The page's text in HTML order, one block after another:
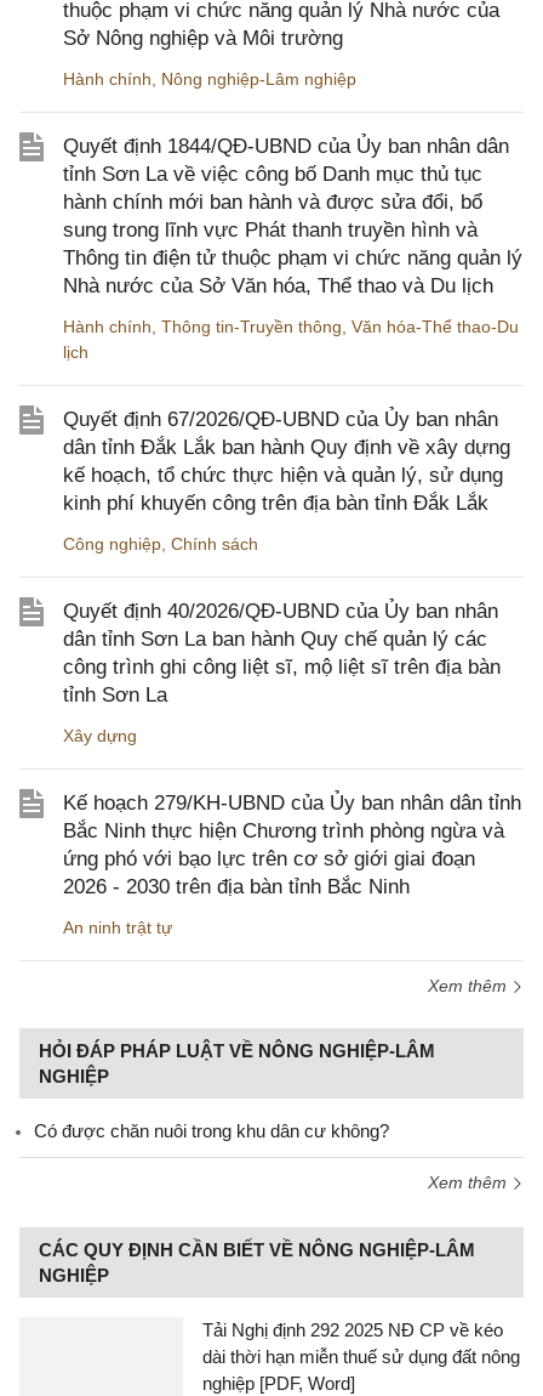
thuộc phạm vi chức năng quản lý Nhà nước của
Sở Nông nghiệp và Môi trường
Hành chính Nông nghiệp-Lâm nghiệp
Quyết định 1844/QĐ-UBND của Ủy ban nhân dân
tỉnh Sơn La về việc công bố Danh mục thủ tục
hành chính mới ban hành và được sửa đổi, bổ
sung trong lĩnh vực Phát thanh truyền hình và
Thông tin điện tử thuộc phạm vi chức năng quản lý
Nhà nước của Sở Văn hóa, Thể thao và Du lịch
Hành chính Thông tin-Truyền thông Văn hóa-Thể thao-Du
lịch
Quyết định 67/2026/QĐ-UBND của Ủy ban nhân
dân tỉnh Đắk Lắk ban hành Quy định về xây dựng
kế hoạch, tổ chức thực hiện và quản lý, sử dụng
kinh phí khuyến công trên địa bàn tỉnh Đắk Lắk
Công nghiệp Chính sách
Quyết định 40/2026/QĐ-UBND của Ủy ban nhân
dân tỉnh Sơn La ban hành Quy chế quản lý các
công trình ghi công liệt sĩ, mộ liệt sĩ trên địa bàn
tỉnh Sơn La
Xây dựng
Kế hoạch 279/KH-UBND của Ủy ban nhân dân tỉnh
Bắc Ninh thực hiện Chương trình phòng ngừa và
ứng phó với bạo lực trên cơ sở giới giai đoạn
2026 - 2030 trên địa bàn tỉnh Bắc Ninh
An ninh trật tự
Xem thêm
HỎI ĐÁP PHÁP LUẬT VỀ NÔNG NGHIỆP-LÂM
NGHIỆP
Có được chăn nuôi trong khu dân cư không?
Xem thêm
CÁC QUY ĐỊNH CẦN BIẾT VỀ NÔNG NGHIỆP-LÂM
NGHIỆP
Tải Nghị định 292 2025 NĐ CP về kéo
dài thời hạn miễn thuế sử dụng đất nông
nghiệp [PDF, Word]